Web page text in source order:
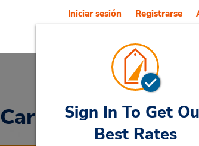
Iniciar sesión Registrarse
Car RentalSign In To Get
Best Rates